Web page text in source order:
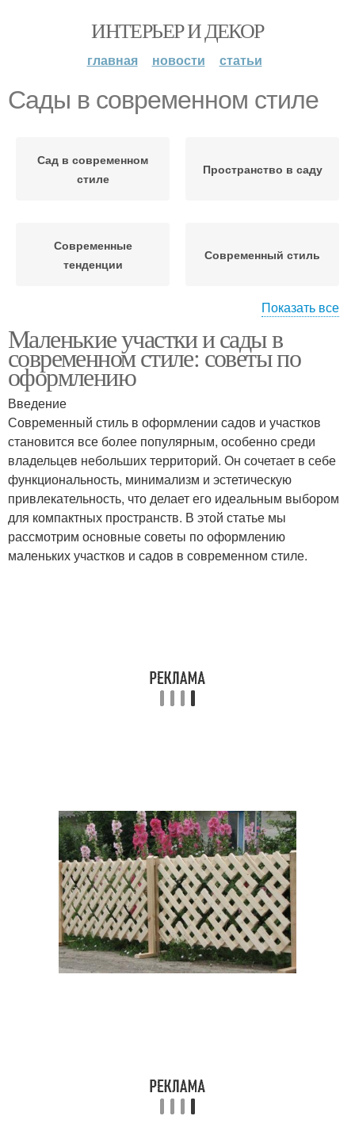
ИНТЕРЬЕР И ДЕКОР
главная новости статьи
Сады в современном стиле
Сад в современном
стиле
Пространство в саду
Современные
тенденции
Современный стиль
Стиль для маленьких
маленьком саду
Современные варианты Современный сад
Показать все
Маленькие участки и сады в
современном стиле: советы по
оформлению
Введение
Современный стиль в оформлении садов и участков
становится все более популярным, особенно среди
владельцев небольших территорий. Он сочетает в себе
функциональность, минимализм и эстетическую
привлекательность, что делает его идеальным выбором
для компактных пространств. В этой статье мы
рассмотрим основные советы по оформлению
маленьких участков и садов в современном стиле.